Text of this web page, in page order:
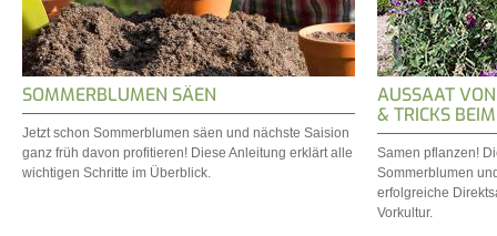
SOMMERBLUMEN SÄEN
Jetzt schon Sommerblumen säen und nächste Saision
ganz früh davon profitieren! Diese Anleitung erklärt alle
wichtigen Schritte im Überblick.
AUSSAAT
& TRICKS
Samen pflanzen!
Sommerblumen
erfolgreiche
Vorkultur.